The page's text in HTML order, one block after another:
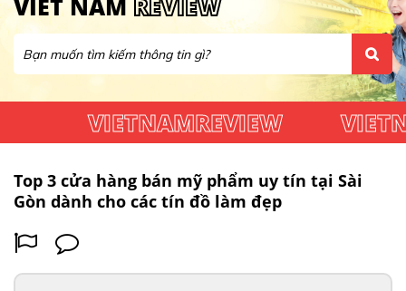
VIET NAM REVIEW
VIETNAMREVIEW
Top 3 cửa hàng bán mỹ phẩm uy tín tại Sài
Gòn dành cho các tín đồ làm đẹp